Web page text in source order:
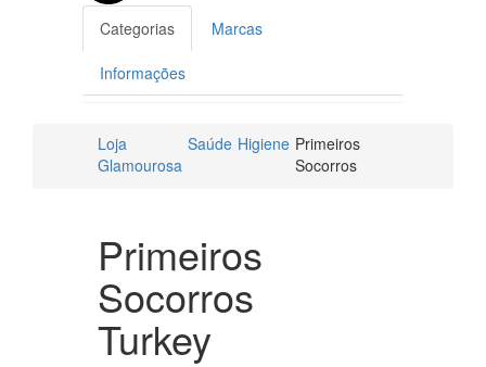
Categorias Marcas
Informações
Loja
Glamourosa
Saúde Higiene Primeiros
Socorros
Primeiros
Socorros
Turkey